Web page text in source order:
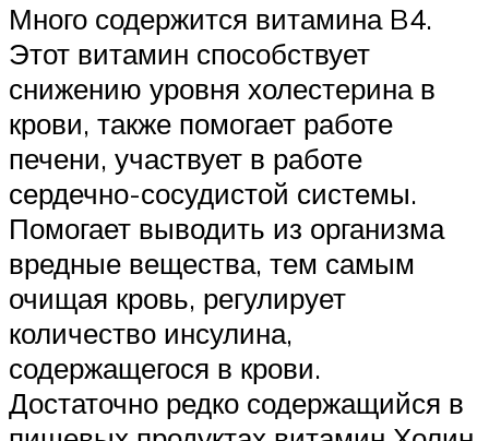
Много содержится витамина B4.
Этот витамин способствует
снижению уровня холестерина в
крови, также помогает работе
печени, участвует в работе
сердечно-сосудистой системы.
Помогает выводить из организма
вредные вещества, тем самым
очищая кровь, регулирует
количество инсулина,
содержащегося в крови.
Достаточно редко содержащийся в